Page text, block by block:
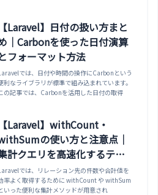
【Laravel】日付の扱い方まと
｜Carbonを使った日付演算
とフォーマット方法
では、日付や時間の操作にCarbonという
利なライブラリが標準で組み込まれています。
の記事では、Carbonを活用した日付の取得
【Laravel】withCount・
の使い方と注意点｜
計クエリを高速化するテク
ックでは、リレーション先の件数や合計値を
率よく取得するために withCount や withSum
いった便利な集計メソッドが用意され